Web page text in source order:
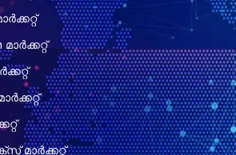
മാർക്കറ്റ്